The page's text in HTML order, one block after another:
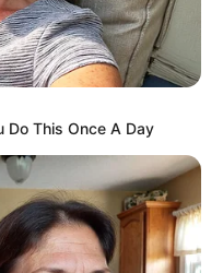
pela emissora SBS, com
se consolidou como
no Brasil. O dorama
top 10 de mais vistos,
até sua semana final.
fãs no Brasil .
Yi Heon existiu?
Do This Once A Day